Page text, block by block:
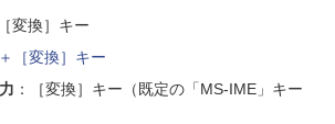
変換］キー
［変換］キー
：［変換］キー（既定の「MS-IME」キー